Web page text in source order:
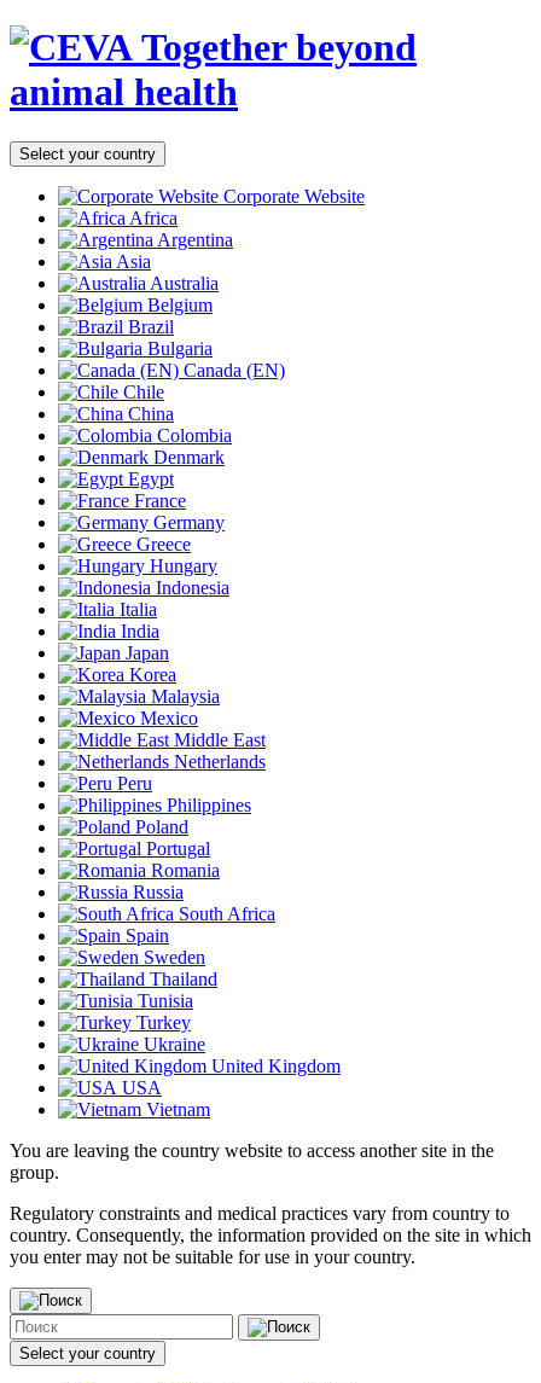
Together beyond
animal health
Select your country
Corporate Website
Africa
Argentina
Asia
Australia
Belgium
Brazil
Bulgaria
Canada (EN)
Chile
China
Colombia
Denmark
Egypt
France
Germany
Greece
Hungary
Indonesia
Italia
India
Japan
Korea
Malaysia
Mexico
Middle East
Netherlands
Peru
Philippines
Poland
Portugal
Romania
Russia
South Africa
Spain
Sweden
Thailand
Tunisia
Turkey
Ukraine
United Kingdom
USA
Vietnam
You are leaving the country website to access another site in the
group.
Regulatory constraints and medical practices vary from country to
country. Consequently, the information provided on the site in which
you enter may not be suitable for use in your country.
Select your country